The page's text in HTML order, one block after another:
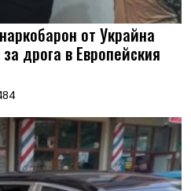
от Украйна
дрога в Европейския